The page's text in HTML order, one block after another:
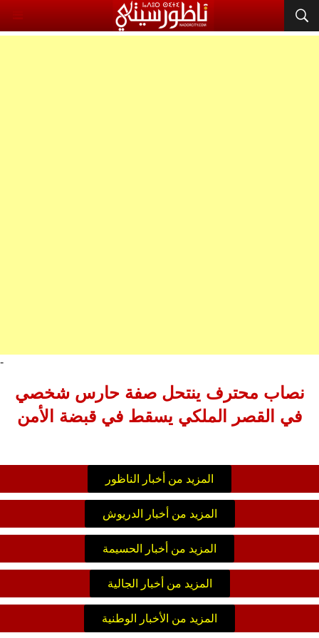
-
نصاب محترف ينتحل صفة حارس شخصي
في القصر الملكي يسقط في قبضة الأمن
المزيد من أخبار الناظور
المزيد من أخبار الدريوش
المزيد من أخبار الحسيمة
المزيد من أخبار الجالية
المزيد من الأخبار الوطنية